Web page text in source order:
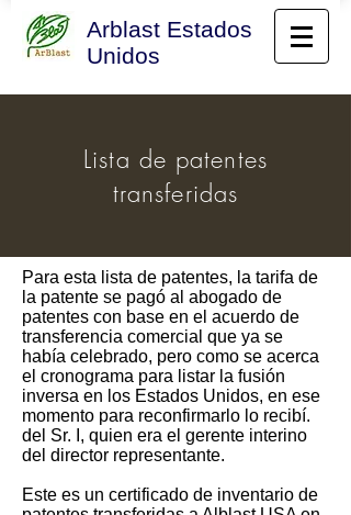
Arblast Estados
Unidos
Para esta lista de patentes, la tarifa de
la patente se pagó al abogado de
patentes con base en el acuerdo de
transferencia comercial que ya se
había celebrado, pero como se acerca
el cronograma para listar la fusión
inversa en los Estados Unidos, en ese
momento para reconfirmarlo lo recibí.
del Sr. I, quien era el gerente interino
del director representante.
Este es un certificado de inventario de
​Lista de patentes
transferidas